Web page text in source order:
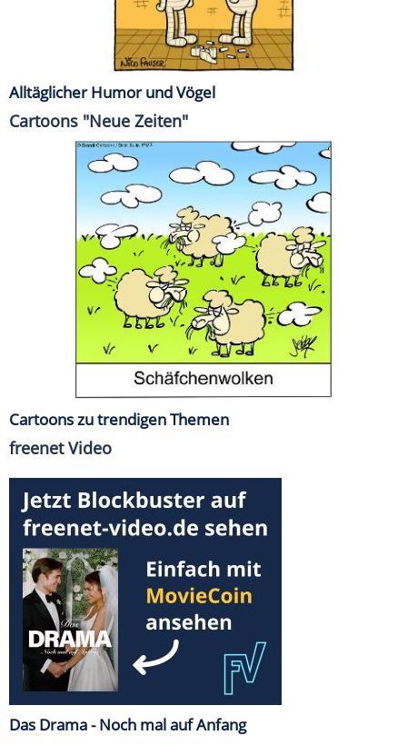
Alltäglicher Humor und Vögel
Cartoons "Neue Zeiten"
Cartoons zu trendigen Themen
freenet Video
Das Drama - Noch mal auf Anfang